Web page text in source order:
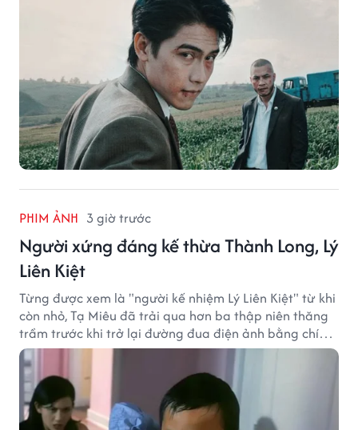
PHIM ẢNH 3 giờ trước
Người xứng đáng kế thừa Thành Long, Lý
Liên Kiệt
Từng được xem là "người kế nhiệm Lý Liên Kiệt" từ khi
còn nhỏ, Tạ Miêu đã trải qua hơn ba thập niên thăng
trầm trước khi trở lại đường đua điện ảnh bằng chính
sở trường võ thuật.